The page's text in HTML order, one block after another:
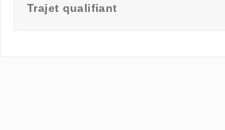
Trajet qualifiant